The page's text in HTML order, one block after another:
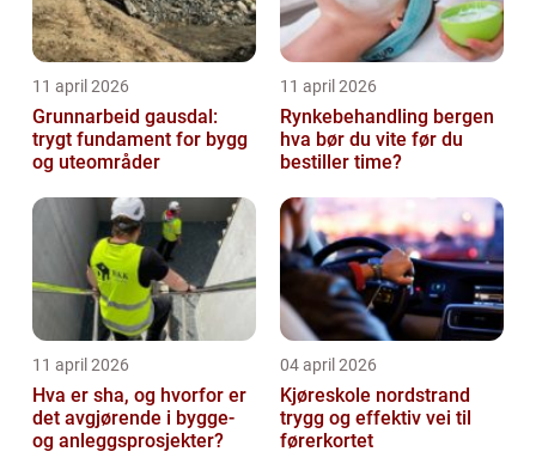
11 april 2026
Grunnarbeid gausdal:
trygt fundament for bygg
og uteområder
11 april 2026
Rynkebehandling bergen
hva bør du vite før du
bestiller time?
11 april 2026
Hva er sha, og hvorfor er
det avgjørende i bygge-
og anleggsprosjekter?
04 april 2026
Kjøreskole nordstrand
trygg og effektiv vei til
førerkortet